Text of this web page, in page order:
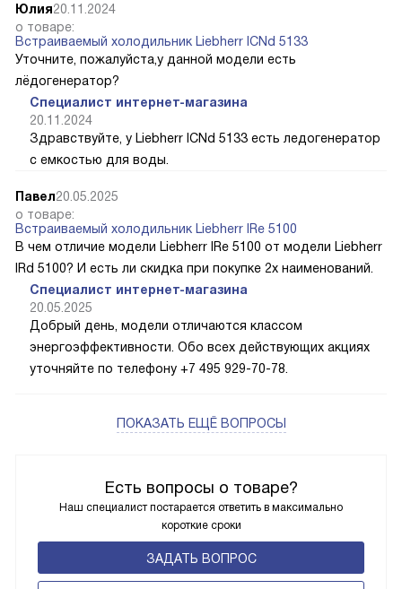
Есть вопросы о товаре?
Наш специалист постарается ответить в максимально
короткие сроки
ЗАДАТЬ ВОПРОС
Юлия20.11.2024
о товаре:
Встраиваемый холодильник Liebherr ICNd 5133
Уточните, пожалуйста,у данной модели есть
лёдогенератор?
Специалист интернет-магазина
20.11.2024
Здравствуйте, у Liebherr ICNd 5133 есть ледогенератор
с емкостью для воды.
Павел20.05.2025
о товаре:
Встраиваемый холодильник Liebherr IRe 5100
В чем отличие модели Liebherr IRe 5100 от модели Liebherr
IRd 5100? И есть ли скидка при покупке 2х наименований.
Специалист интернет-магазина
20.05.2025
Добрый день, модели отличаются классом
энергоэффективности. Обо всех действующих акциях
уточняйте по телефону +7 495 929-70-78.
ПОКАЗАТЬ ЕЩЁ ВОПРОСЫ